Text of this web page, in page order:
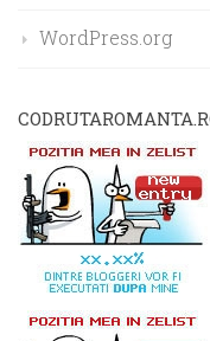
WordPress.org